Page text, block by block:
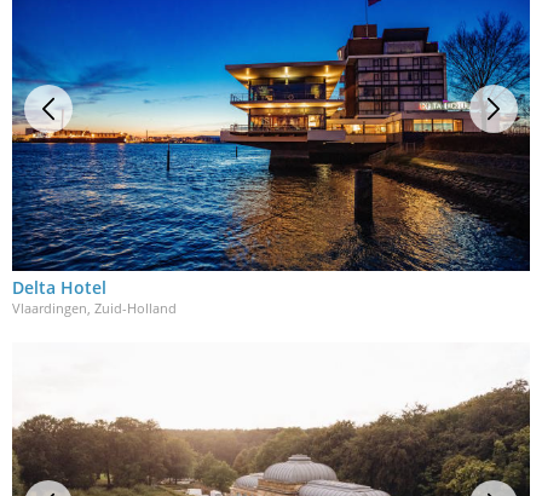
Delta Hotel
Vlaardingen, Zuid-Holland